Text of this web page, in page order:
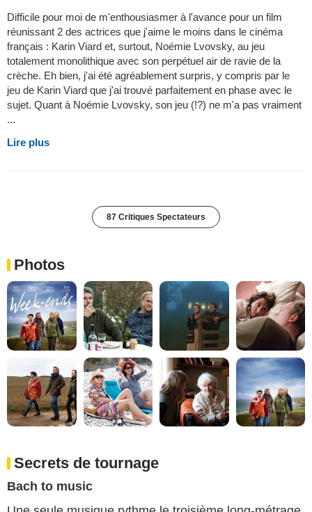
Difficile pour moi de m'enthousiasmer à l'avance pour un film
réunissant 2 des actrices que j'aime le moins dans le cinéma
français : Karin Viard et, surtout, Noémie Lvovsky, au jeu
totalement monolithique avec son perpétuel air de ravie de la
crèche. Eh bien, j'ai été agréablement surpris, y compris par le
jeu de Karin Viard que j'ai trouvé parfaitement en phase avec le
sujet. Quant à Noémie Lvovsky, son jeu (!?) ne m'a pas vraiment
...
Lire plus
87 Critiques Spectateurs
Photos
Secrets de tournage
Bach to music